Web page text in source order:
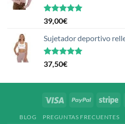
Valorado
con
de 5
39,00€
Sujetador deportivo
Valorado
con
37,50€
Visa PayPal
BLOG PREGUNTAS FRECUENTES